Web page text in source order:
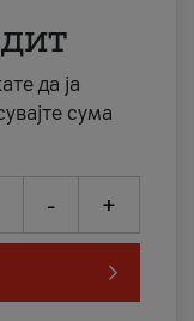
да ја
сума
- +